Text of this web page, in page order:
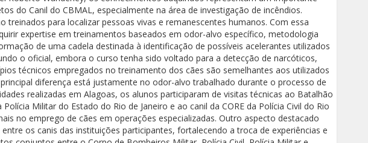
do Canil do CBMAL, especialmente na área de investigação de incêndios.
treinados para localizar pessoas vivas e remanescentes humanos. Com essa
expertise em treinamentos baseados em odor-alvo específico, metodologia
de uma cadela destinada à identificação de possíveis acelerantes utilizados
o oficial, embora o curso tenha sido voltado para a detecção de narcóticos,
técnicos empregados no treinamento dos cães são semelhantes aos utilizados
diferença está justamente no odor-alvo trabalhado durante o processo de
realizadas em Alagoas, os alunos participaram de visitas técnicas ao Batalhão
Militar do Estado do Rio de Janeiro e ao canil da CORE da Polícia Civil do Rio
no emprego de cães em operações especializadas. Outro aspecto destacado
os canis das instituições participantes, fortalecendo a troca de experiências e